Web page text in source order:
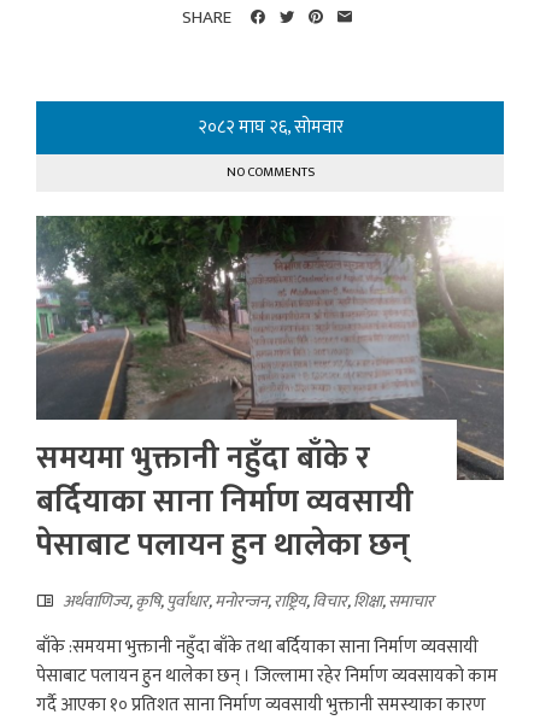
SHARE
२०८२ माघ २६, सोमवार
NO COMMENTS
समयमा भुक्तानी नहुँदा बाँके र
बर्दियाका साना निर्माण व्यवसायी
पेसाबाट पलायन हुन थालेका छन्
अर्थवाणिज्य,कृषि,पुर्वाधार,मनाेरन्जन,राष्ट्रिय,विचार,शिक्षा,समाचार
बाँके :समयमा भुक्तानी नहुँदा बाँके तथा बर्दियाका साना निर्माण व्यवसायी
पेसाबाट पलायन हुन थालेका छन् । जिल्लामा रहेर निर्माण व्यवसायको काम
गर्दै आएका १० प्रतिशत साना निर्माण व्यवसायी भुक्तानी समस्याका कारण